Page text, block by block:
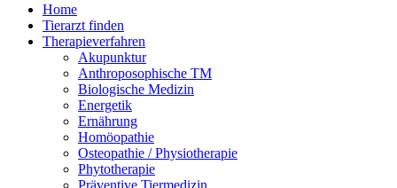
Home
Tierarzt finden
Therapieverfahren
Akupunktur
Anthroposophische TM
Biologische Medizin
Energetik
Ernährung
Homöopathie
Osteopathie / Physiotherapie
Phytotherapie
Präventive Tiermedizin